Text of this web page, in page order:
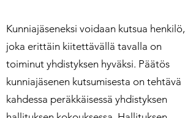
Kunniajäseneksi voidaan kutsua henkilö,
joka erittäin kiitettävällä tavalla on
toiminut yhdistyksen hyväksi. Päätös
kunniajäsenen kutsumisesta on tehtävä
kahdessa peräkkäisessä yhdistyksen